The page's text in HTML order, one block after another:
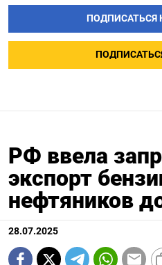
ПОДПИСАТЬСЯ
ПОДПИСАТЬСЯ
РФ ввела
экспорт
нефтяников
28.07.2025